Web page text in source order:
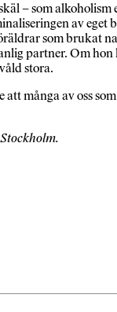
– som
av
som brukat
partner. Om
stora.
att många av oss